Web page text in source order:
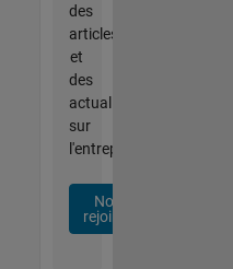
des
articles
et
des
actualités
sur
l'entreprise.
Nous
rejoindre